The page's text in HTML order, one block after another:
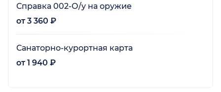
Справка 002-О/у на оружие
от 3 360 ₽
Санаторно-курортная карта
от 1 940 ₽